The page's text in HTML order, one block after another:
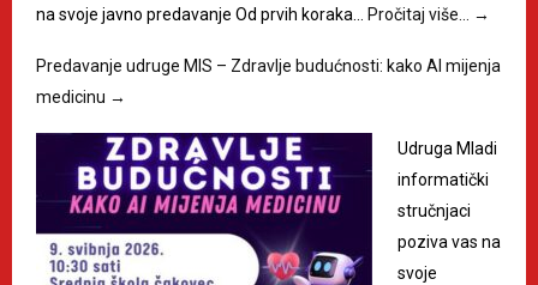
na svoje javno predavanje Od prvih koraka…
Pročitaj više… →
Predavanje udruge MIS – Zdravlje budućnosti: kako AI mijenja
medicinu →
Udruga Mladi
informatički
stručnjaci
poziva vas na
svoje